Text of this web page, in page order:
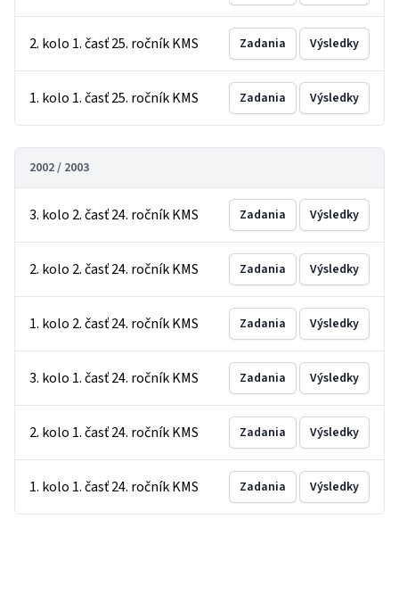
2. kolo 1. časť 25. ročník KMS Zadania Výsledky
1. kolo 1. časť 25. ročník KMS Zadania Výsledky
2002 / 2003
3. kolo 2. časť 24. ročník KMS Zadania Výsledky
2. kolo 2. časť 24. ročník KMS Zadania Výsledky
1. kolo 2. časť 24. ročník KMS Zadania Výsledky
3. kolo 1. časť 24. ročník KMS Zadania Výsledky
2. kolo 1. časť 24. ročník KMS Zadania Výsledky
1. kolo 1. časť 24. ročník KMS Zadania Výsledky